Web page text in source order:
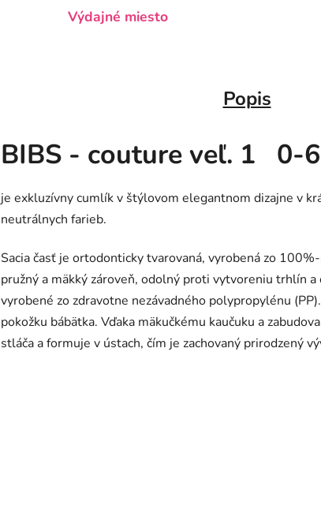
Výdajné miesto
Popis
BIBS - couture veľ. 1 0-
je exkluzívny cumlík v štýlovom elegantnom dizajne v
neutrálnych farieb.
Sacia časť je ortodonticky tvarovaná, vyrobená zo
pružný a mäkký zároveň, odolný proti vytvoreniu trhlín
vyrobené zo zdravotne nezávadného polypropylénu
pokožku bábätka. Vďaka mäkučkému kaučuku a
stláča a formuje v ústach, čím je zachovaný prirodzený